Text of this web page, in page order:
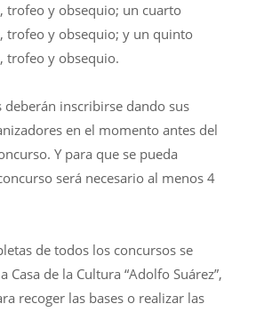
trofeo y obsequio; un cuarto
trofeo y obsequio; y un quinto
trofeo y obsequio.
deberán inscribirse dando sus
en el momento antes del
Y para que se pueda
será necesario al menos 4
de todos los concursos se
Casa de la Cultura “Adolfo Suárez”,
recoger las bases o realizar las